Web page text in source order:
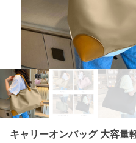
キャリーオンバッグ 大容量